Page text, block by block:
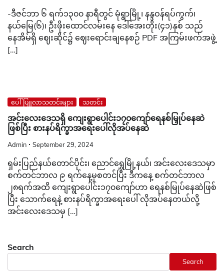
-ဒီဇင်ဘာ ၆ ရက်၁၃၀၀ နာရီတွင် မုံရွာမြို့၊ နန္ဒဝန်ရပ်ကွက်၊
နယ်မြေ(၆)၊ ဦးဖိုးထောင်လမ်းနေ ဒေါ်အေးတိုး(၄၁)နှစ် သည်
နေအိမ်ရှိ ဈေးဆိုင်၌ ‌ဈေး‌ရောင်းချနေစဉ် PDF အကြမ်းဖက်အဖွဲ့
[…]
ပေါ်ပြူလာသတင်းများ သတင်း
အင်းလေးဒေသရှိ ကျေးရွာပေါင်း၁၇၀ကျော်ရေနစ်မြှုပ်နေဆဲ
ဖြစ်ပြီး စားနပ်ရိက္ခာအရေးပေါ်လိုအပ်နေဆဲ
Admin September 29, 2024
ရှမ်းပြည်နယ်တောင်ပိုင်း၊ ညောင်ရွှေမြို့နယ်၊ အင်းလေးဒေသမှာ
စက်တင်ဘာလ ၉ ရက်နေ့မှစတင်ပြီး ဒီကနေ့ စက်တင်ဘာလ
၂၈ရက်အထိ ကျေးရွာပေါင်း၁၇၀ကျော်ဟာ ရေနစ်မြုပ်နေဆဲဖြစ်
ပြီး သောက်ရေနဲ့ စားနပ်ရိက္ခာအရေးပေါ် လိုအပ်နေတယ်လို့
အင်းလေးဒေသမှ […]
Search
Search